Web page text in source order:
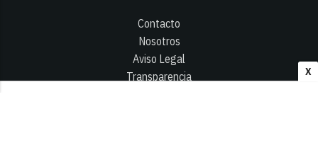
X
Contacto
Nosotros
Aviso Legal
Transparencia